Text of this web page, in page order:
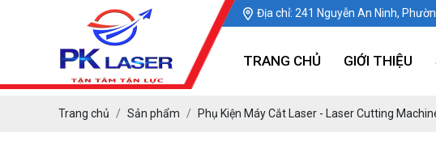
Địa chỉ: 241 Nguyễn An Ninh,
TRANG CHỦ GIỚI THIỆU
Trang chủ Sản phẩm Phụ Kiện Máy Cắt Laser - Laser Cutting